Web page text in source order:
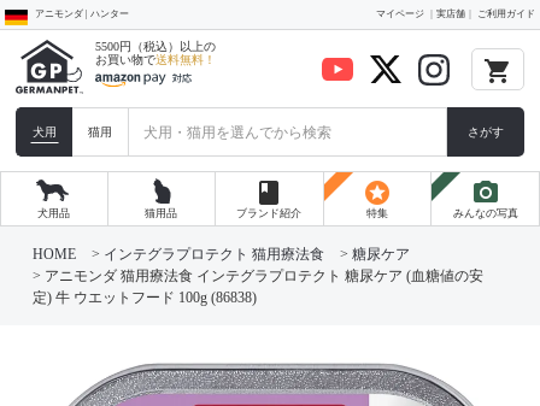
アニモンダ | ハンター マイページ 実店舗 ご利用ガイド
5500円（税込）以上の
お買い物で送料無料！ local_grocery_store
犬用 猫用 さがす
犬用品 猫用品
book
ブランド紹介
stars
特集
photo_camera
みんなの写真
HOME インテグラプロテクト 猫用療法食
糖尿ケア
アニモンダ 猫用療法食 インテグラプロテクト 糖尿ケア (血糖値の安
定) 牛 ウエットフード 100g (86838)